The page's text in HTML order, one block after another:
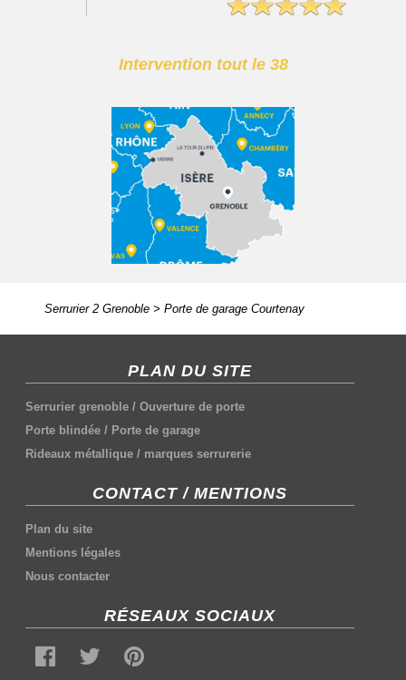
Intervention tout le 38
Serrurier 2 Grenoble> Porte de garage Courtenay
PLAN DU SITE
Serrurier grenoble /Ouverture de porte
Porte blindée / Porte de garage
Rideaux métallique / marques serrurerie
CONTACT / MENTIONS
Plan du site
Mentions légales
Nous contacter
RÉSEAUX SOCIAUX